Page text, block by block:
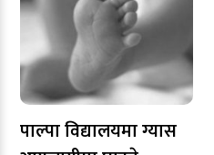
पाल्पा विद्यालयमा ग्यास